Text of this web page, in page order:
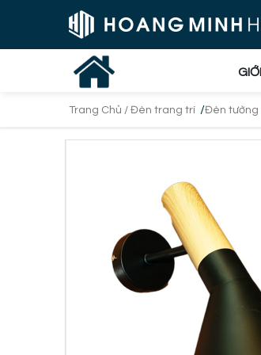
Trang Chủ / Đèn trang trí /Đèn tường